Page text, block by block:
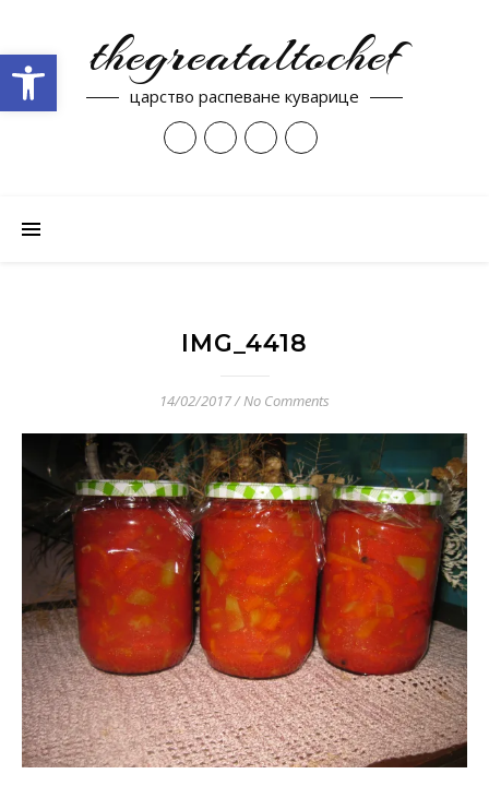
thegreataltochef
царство распеване куварице
IMG_4418
14/02/2017/No Comments
Open toolbar